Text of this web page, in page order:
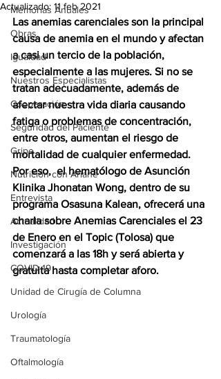
Memorias Anuales
Obras
Igualdad
Nuestros Especialistas
Cooperación
Seguridad del Paciente
Gripe
Nutrición con Ariane
Entrevista
Actualidad
Investigación
COVID-19
Unidad de Cirugía de Columna
Urología
Traumatología
Oftalmología
Actualizado: 11 feb 2021
Las anemias carenciales son la principal
causa de anemia en el mundo y afectan
a casi un tercio de la población,
especialmente a las mujeres. Si no se
tratan adecuadamente, además de
afectar nuestra vida diaria causando
fatiga o problemas de concentración,
entre otros, aumentan el riesgo de
mortalidad de cualquier enfermedad.
Por eso,  el hematólogo de Asunción
Klinika Jhonatan Wong, dentro de su
programa Osasuna Kalean, ofrecerá una
charla sobre Anemias Carenciales el 23
de Enero en el Topic (Tolosa) que
comenzará a las 18h y será abierta y
gratuita hasta completar aforo.